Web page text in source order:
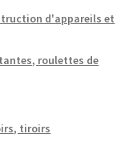
d'appareils et
roulettes de
tiroirs